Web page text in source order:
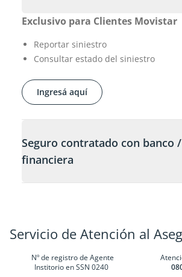
Exclusivo para Clientes Movistar
Reportar siniestro
Consultar estado del siniestro
Ingresá aquí
Seguro contratado con banco /
financiera
Servicio de Atención al
Nº de registro de Agente
Institorio en SSN 0240